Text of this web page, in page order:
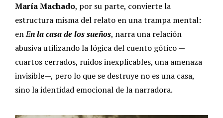
María Machado, por su parte, convierte la
estructura misma del relato en una trampa mental:
enEn la casa de los sueños, narra una relación
abusiva utilizando la lógica del cuento gótico —
cuartos cerrados, ruidos inexplicables, una amenaza
invisible—, pero lo que se destruye no es una casa,
sino la identidad emocional de la narradora.